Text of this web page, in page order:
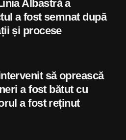
Albastră a
a fost semnat după
și procese
să oprească
a fost bătut cu
a fost reținut